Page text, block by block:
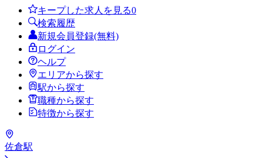
キープした求人を見る0
検索履歴
新規会員登録(無料)
ログイン
ヘルプ
エリアから探す
駅から探す
職種から探す
特徴から探す
佐倉駅